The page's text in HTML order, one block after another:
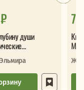
души
карты